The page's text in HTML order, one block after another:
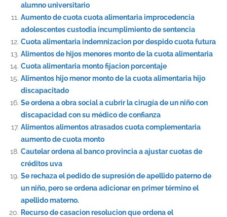
alumno universitario
Aumento de cuota cuota alimentaria improcedencia
adolescentes custodia incumplimiento de sentencia
Cuota alimentaria indemnizacion por despido cuota futura
Alimentos de hijos menores monto de la cuota alimentaria
Cuota alimentaria monto fijacion porcentaje
Alimentos hijo menor monto de la cuota alimentaria hijo
discapacitado
Se ordena a obra social a cubrir la cirugía de un niño con
discapacidad con su médico de confianza
Alimentos alimentos atrasados cuota complementaria
aumento de cuota monto
Cautelar ordena al banco provincia a ajustar cuotas de
créditos uva
Se rechaza el pedido de supresión de apellido paterno de
un niño, pero se ordena adicionar en primer término el
apellido materno.
Recurso de casacion resolucion que ordena el